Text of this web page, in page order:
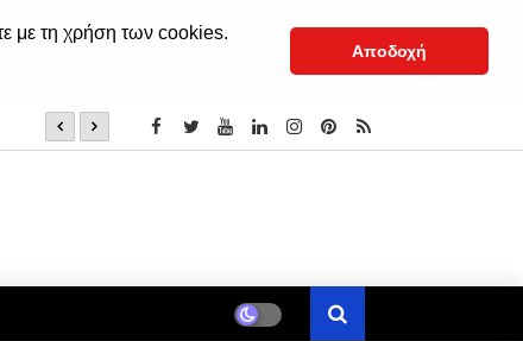
με τη χρήση των cookies.
Αποδοχή
Σιάτιστα: Παρουσίαση Αλόγων 2026, το Σάββατο 8